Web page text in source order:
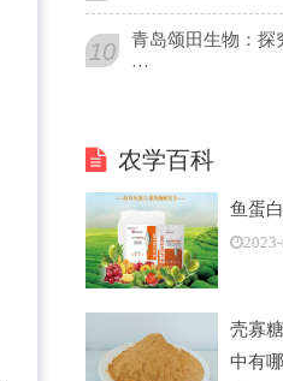
10
青岛颂田生物：探
···
农学百科
鱼蛋
壳寡
中有